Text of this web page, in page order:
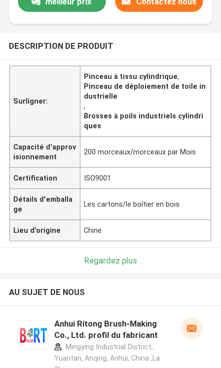
DESCRIPTION DE PRODUIT
Surligner:
Pinceau à tissu cylindrique,
Pinceau de déploiement de toile in
dustrielle
,
Brosses à poils industriels cylindri
ques
Capacité d'approv
isionnement
200 morceaux/morceaux par Mois
Certification ISO9001
Détails d'emballa
ge
Les cartons/le boîtier en bois
Lieu d'origine Chine
Regardez plus
AU SUJET DE NOUS
Anhui Ritong Brush-Making
Co., Ltd. profil du fabricant
Mingying Industrial District,
Yuantan, Anqing, Anhui, China ,La